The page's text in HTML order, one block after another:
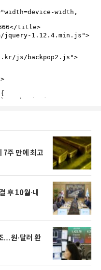
7주 만에 최고
후 10월·내
…원·달러 환